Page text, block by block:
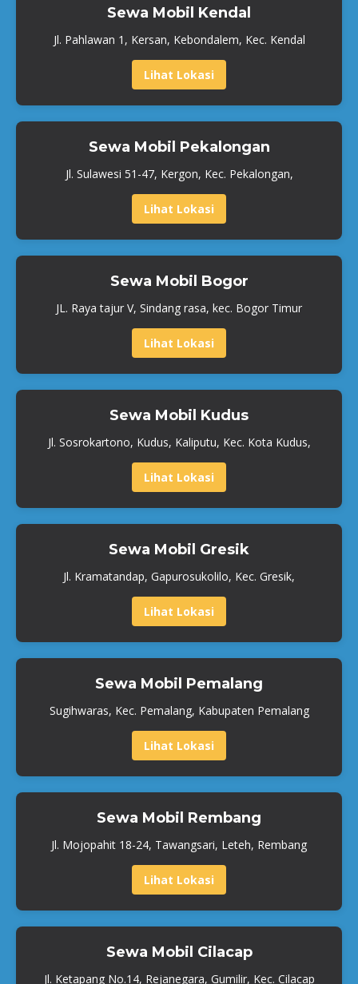
Sewa Mobil Kendal
Jl. Pahlawan 1, Kersan, Kebondalem, Kec. Kendal
Lihat Lokasi
Sewa Mobil Pekalongan
Jl. Sulawesi 51-47, Kergon, Kec. Pekalongan,
Lihat Lokasi
Sewa Mobil Bogor
JL. Raya tajur V, Sindang rasa, kec. Bogor Timur
Lihat Lokasi
Sewa Mobil Kudus
Jl. Sosrokartono, Kudus, Kaliputu, Kec. Kota Kudus,
Lihat Lokasi
Sewa Mobil Gresik
Jl. Kramatandap, Gapurosukolilo, Kec. Gresik,
Lihat Lokasi
Sewa Mobil Pemalang
Sugihwaras, Kec. Pemalang, Kabupaten Pemalang
Lihat Lokasi
Sewa Mobil Rembang
Jl. Mojopahit 18-24, Tawangsari, Leteh, Rembang
Lihat Lokasi
Sewa Mobil Cilacap
Jl. Ketapang No.14, Rejanegara, Gumilir, Kec. Cilacap